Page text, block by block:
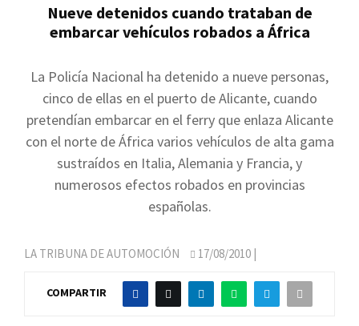
Nueve detenidos cuando trataban de
embarcar vehículos robados a África
La Policía Nacional ha detenido a nueve personas,
cinco de ellas en el puerto de Alicante, cuando
pretendían embarcar en el ferry que enlaza Alicante
con el norte de África varios vehículos de alta gama
sustraídos en Italia, Alemania y Francia, y
numerosos efectos robados en provincias
españolas.
LA TRIBUNA DE AUTOMOCIÓN 17/08/2010 |
COMPARTIR